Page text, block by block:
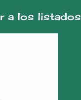
a los listados